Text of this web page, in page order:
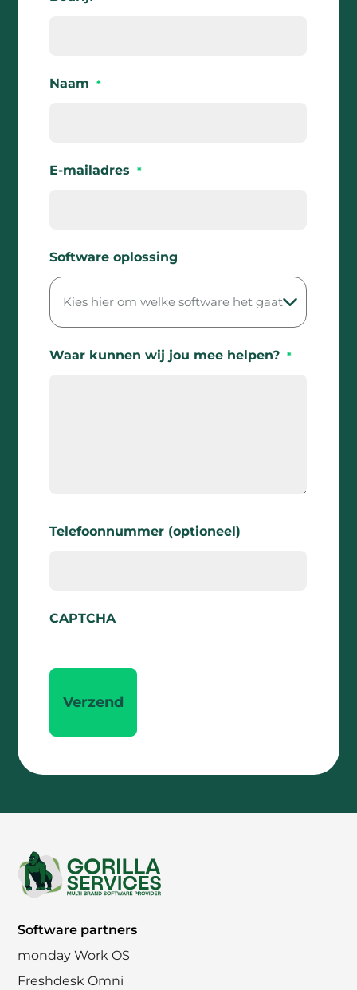
Naam *
E-mailadres *
Software oplossing
Waar kunnen wij jou mee helpen? *
Telefoonnummer (optioneel)
CAPTCHA
Footer
Software partners
monday Work OS
Freshdesk Omni